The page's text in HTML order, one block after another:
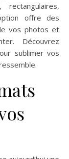
offre des
vos photos et
Découvrez
sublimer vos